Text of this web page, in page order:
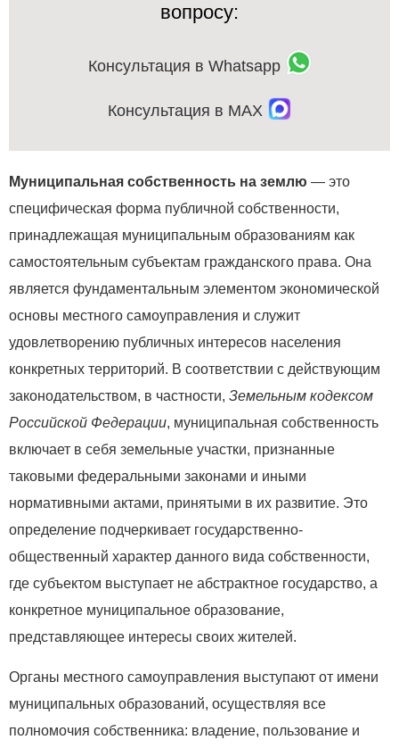
вопросу:
Консультация в Whatsapp
Консультация в MAX
Муниципальная собственность на землю — это
специфическая форма публичной собственности,
принадлежащая муниципальным образованиям как
самостоятельным субъектам гражданского права. Она
является фундаментальным элементом экономической
основы местного самоуправления и служит
удовлетворению публичных интересов населения
конкретных территорий. В соответствии с действующим
законодательством, в частности, Земельным кодексом
Российской Федерации, муниципальная собственность
включает в себя земельные участки, признанные
таковыми федеральными законами и иными
нормативными актами, принятыми в их развитие. Это
определение подчеркивает государственно-
общественный характер данного вида собственности,
где субъектом выступает не абстрактное государство, а
конкретное муниципальное образование,
представляющее интересы своих жителей.
Органы местного самоуправления выступают от имени
муниципальных образований, осуществляя все
полномочия собственника: владение, пользование и